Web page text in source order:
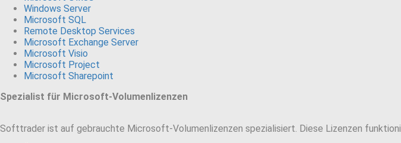
Windows Server
Microsoft SQL
Remote Desktop Services
Microsoft Exchange Server
Microsoft Visio
Microsoft Project
Microsoft Sharepoint
Spezialist für Microsoft-Volumenlizenzen
Softtrader ist auf gebrauchte Microsoft-Volumenlizenzen spezialisiert. Diese Lizenzen